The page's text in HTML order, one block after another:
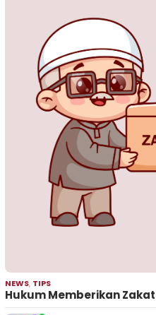
NEWS, TIPS
Hukum Memberikan